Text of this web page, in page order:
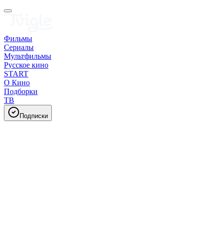
Фильмы
Сериалы
Мультфильмы
Русское кино
START
О Кино
Подборки
ТВ
Подписки